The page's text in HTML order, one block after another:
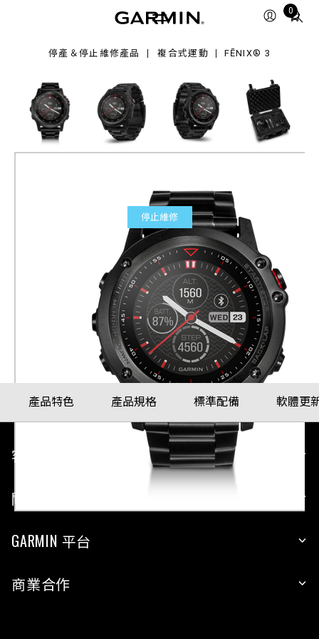
0
Total
停產＆停止維修產品 複合式運動 FĒNIX® 3
停止維修
fēnix® 3
全能戶外運動GPS腕錶
產品料號 010-01338-83
配戴比例參考
產品特色 產品規格 標準配備 軟體更
客戶服務
關於 GARMIN
GARMIN 平台
商業合作